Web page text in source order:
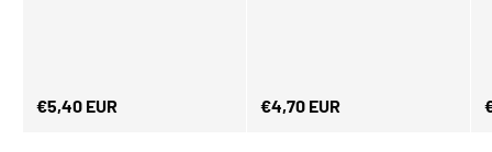
Normaler Preis
€5,40 EUR Normaler Preis
€4,70 EUR